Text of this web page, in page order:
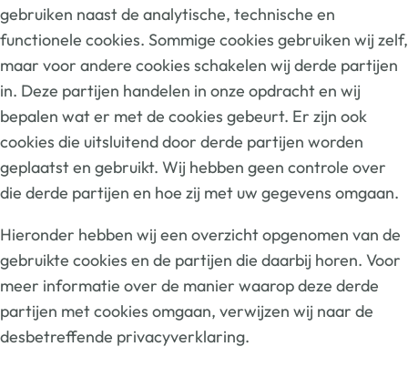
gebruiken naast de analytische, technische en
functionele cookies. Sommige cookies gebruiken wij zelf,
maar voor andere cookies schakelen wij derde partijen
in. Deze partijen handelen in onze opdracht en wij
bepalen wat er met de cookies gebeurt. Er zijn ook
cookies die uitsluitend door derde partijen worden
geplaatst en gebruikt. Wij hebben geen controle over
die derde partijen en hoe zij met uw gegevens omgaan.
Hieronder hebben wij een overzicht opgenomen van de
gebruikte cookies en de partijen die daarbij horen. Voor
meer informatie over de manier waarop deze derde
partijen met cookies omgaan, verwijzen wij naar de
desbetreffende privacyverklaring.